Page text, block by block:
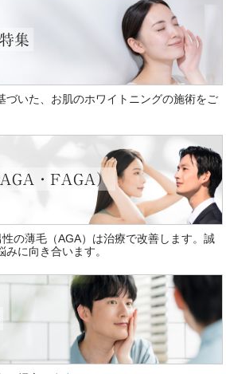
集
づいた、お肌のホワイトニングの施術をご
・FAGA）
の薄毛（AGA）は治療で改善します。誠
に向き合います。